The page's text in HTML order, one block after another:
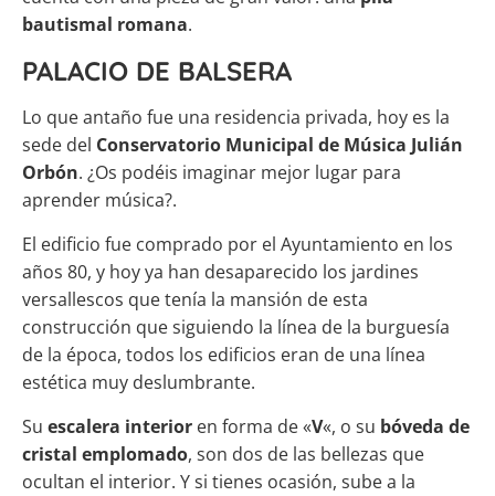
bautismal romana.
PALACIO DE BALSERA
Lo que antaño fue una residencia privada, hoy es la
sede del Conservatorio Municipal de Música Julián
Orbón. ¿Os podéis imaginar mejor lugar para
aprender música?.
El edificio fue comprado por el Ayuntamiento en los
años 80, y hoy ya han desaparecido los jardines
versallescos que tenía la mansión de esta
construcción que siguiendo la línea de la burguesía
de la época, todos los edificios eran de una línea
estética muy deslumbrante.
Su escalera interior en forma de «V«, o su bóveda de
cristal emplomado, son dos de las bellezas que
ocultan el interior. Y si tienes ocasión, sube a la